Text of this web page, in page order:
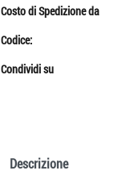
Costo di Spedizione da
Codice:
Condividi su
Descrizione